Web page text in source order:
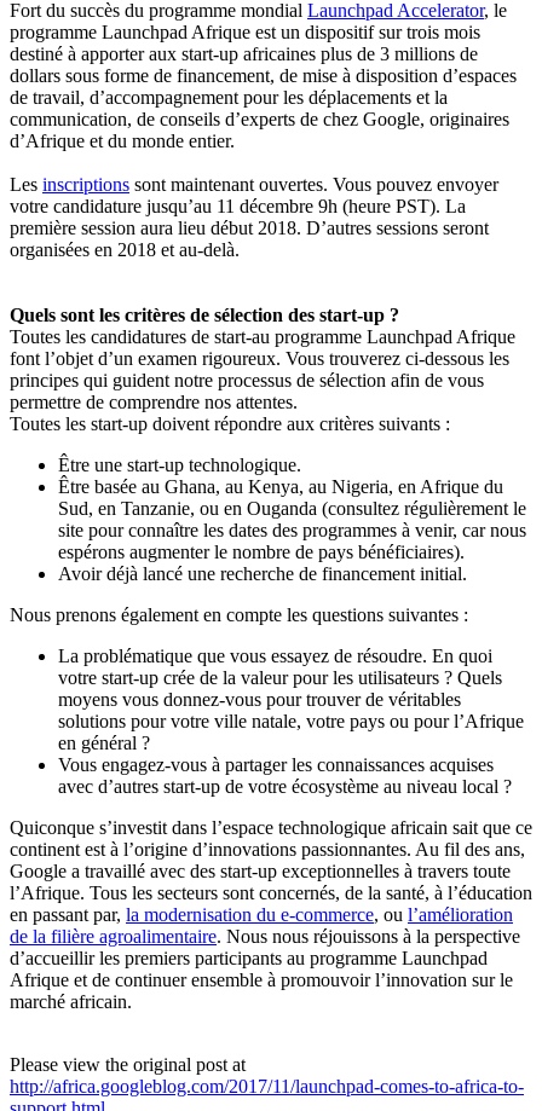
Fort du succès du programme mondial Launchpad Accelerator, le
programme Launchpad Afrique est un dispositif sur trois mois
destiné à apporter aux start-up africaines plus de 3 millions de
dollars sous forme de financement, de mise à disposition d’espaces
de travail, d’accompagnement pour les déplacements et la
communication, de conseils d’experts de chez Google, originaires
d’Afrique et du monde entier.
Les inscriptions sont maintenant ouvertes. Vous pouvez envoyer
votre candidature jusqu’au 11 décembre 9h (heure PST). La
première session aura lieu début 2018. D’autres sessions seront
organisées en 2018 et au-delà.
Quels sont les critères de sélection des start-up ?
Toutes les candidatures de start-au programme Launchpad Afrique
font l’objet d’un examen rigoureux. Vous trouverez ci-dessous les
principes qui guident notre processus de sélection afin de vous
permettre de comprendre nos attentes.
Toutes les start-up doivent répondre aux critères suivants :
Être une start-up technologique.
Être basée au Ghana, au Kenya, au Nigeria, en Afrique du
Sud, en Tanzanie, ou en Ouganda (consultez régulièrement le
site pour connaître les dates des programmes à venir, car nous
espérons augmenter le nombre de pays bénéficiaires).
Avoir déjà lancé une recherche de financement initial.
Nous prenons également en compte les questions suivantes :
La problématique que vous essayez de résoudre. En quoi
votre start-up crée de la valeur pour les utilisateurs ? Quels
moyens vous donnez-vous pour trouver de véritables
solutions pour votre ville natale, votre pays ou pour l’Afrique
en général ?
Vous engagez-vous à partager les connaissances acquises
avec d’autres start-up de votre écosystème au niveau local ?
Quiconque s’investit dans l’espace technologique africain sait que ce
continent est à l’origine d’innovations passionnantes. Au fil des ans,
Google a travaillé avec des start-up exceptionnelles à travers toute
l’Afrique. Tous les secteurs sont concernés, de la santé, à l’éducation
en passant par, la modernisation du e-commerce, ou l’amélioration
de la filière agroalimentaire. Nous nous réjouissons à la perspective
d’accueillir les premiers participants au programme Launchpad
Afrique et de continuer ensemble à promouvoir l’innovation sur le
marché africain.
Please view the original post at
http://africa.googleblog.com/2017/11/launchpad-comes-to-africa-to-